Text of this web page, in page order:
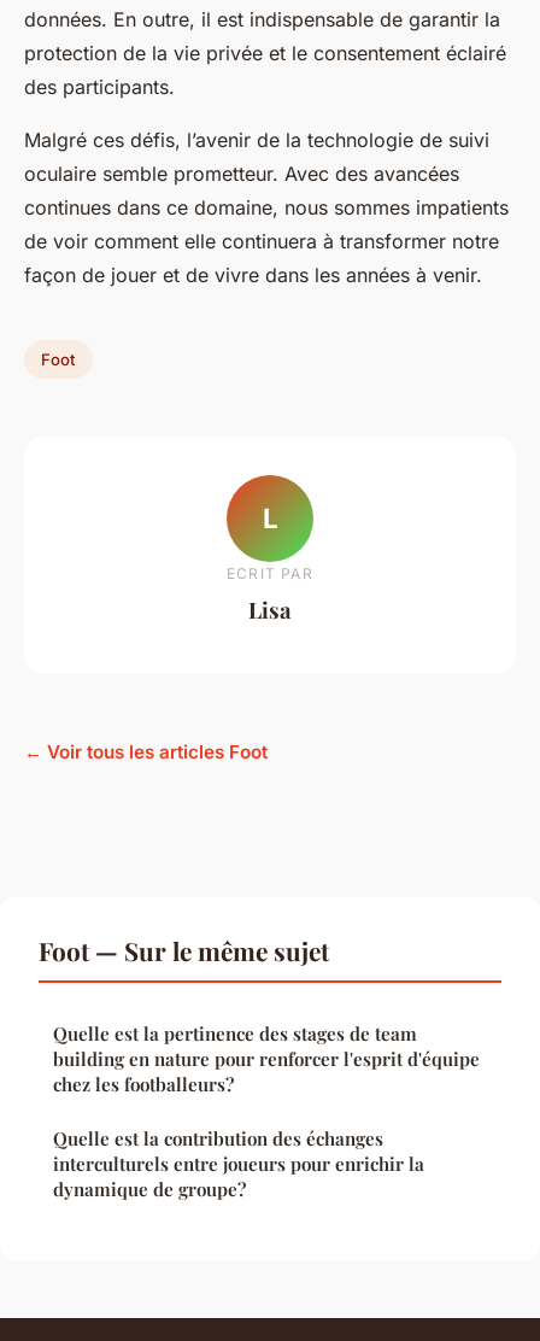
données. En outre, il est indispensable de garantir la
protection de la vie privée et le consentement éclairé
des participants.
Malgré ces défis, l’avenir de la technologie de suivi
oculaire semble prometteur. Avec des avancées
continues dans ce domaine, nous sommes impatients
de voir comment elle continuera à transformer notre
façon de jouer et de vivre dans les années à venir.
Foot
L
ECRIT PAR
Lisa
← Voir tous les articles Foot
Foot — Sur le même sujet
Quelle est la pertinence des stages de team
building en nature pour renforcer l'esprit d'équipe
chez les footballeurs?
Quelle est la contribution des échanges
interculturels entre joueurs pour enrichir la
dynamique de groupe?